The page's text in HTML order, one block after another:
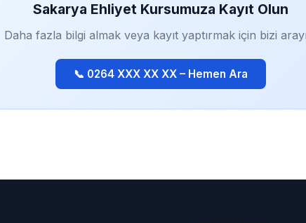
Sakarya Ehliyet Kursumuza Kayıt Olun
Daha fazla bilgi almak veya kayıt yaptırmak için bizi
📞 0264 XXX XX XX – Hemen Ara